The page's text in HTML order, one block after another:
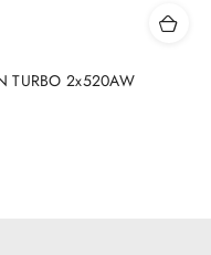
TURBO 2x520AW